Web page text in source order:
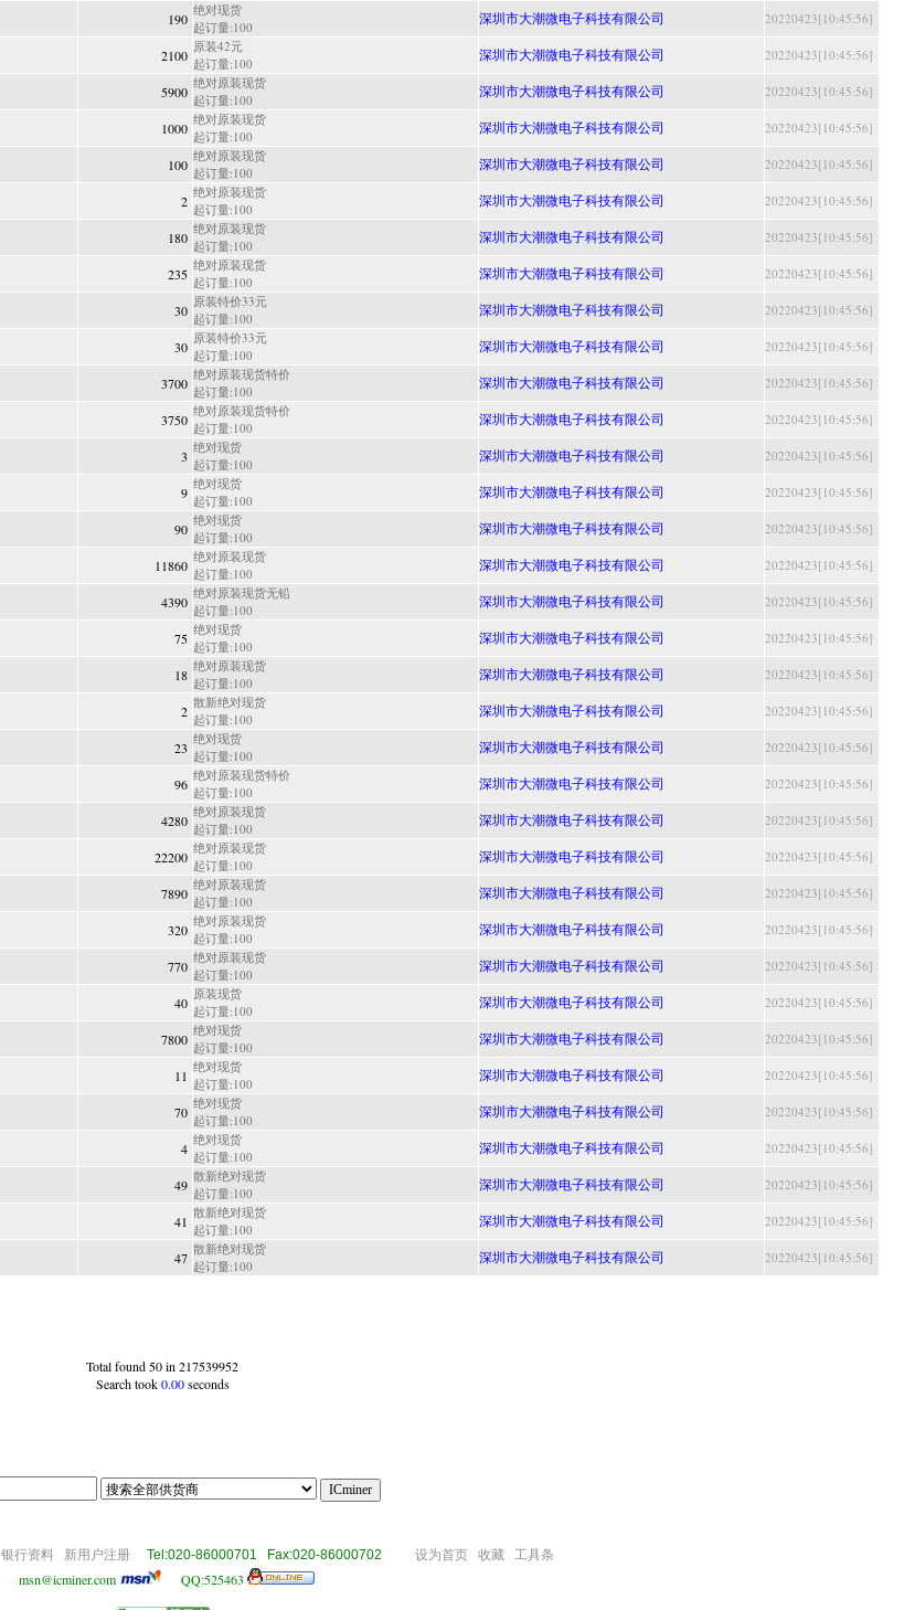
190
绝对现货
起订量:100
深圳市大潮微电子科技有限公司 20220423[10:45:56]
2100
原装42元
起订量:100
深圳市大潮微电子科技有限公司 20220423[10:45:56]
5900
绝对原装现货
起订量:100
深圳市大潮微电子科技有限公司 20220423[10:45:56]
1000
绝对原装现货
起订量:100
深圳市大潮微电子科技有限公司 20220423[10:45:56]
100
绝对原装现货
起订量:100
深圳市大潮微电子科技有限公司 20220423[10:45:56]
2
绝对原装现货
起订量:100
深圳市大潮微电子科技有限公司 20220423[10:45:56]
180
绝对原装现货
起订量:100
深圳市大潮微电子科技有限公司 20220423[10:45:56]
235
绝对原装现货
起订量:100
深圳市大潮微电子科技有限公司 20220423[10:45:56]
30
原装特价33元
起订量:100
深圳市大潮微电子科技有限公司 20220423[10:45:56]
30
原装特价33元
起订量:100
深圳市大潮微电子科技有限公司 20220423[10:45:56]
3700
绝对原装现货特价
起订量:100
深圳市大潮微电子科技有限公司 20220423[10:45:56]
3750
绝对原装现货特价
起订量:100
深圳市大潮微电子科技有限公司 20220423[10:45:56]
3
绝对现货
起订量:100
深圳市大潮微电子科技有限公司 20220423[10:45:56]
9
绝对现货
起订量:100
深圳市大潮微电子科技有限公司 20220423[10:45:56]
90
绝对现货
起订量:100
深圳市大潮微电子科技有限公司 20220423[10:45:56]
11860
绝对原装现货
起订量:100
深圳市大潮微电子科技有限公司 20220423[10:45:56]
4390
绝对原装现货无铅
起订量:100
深圳市大潮微电子科技有限公司 20220423[10:45:56]
75
绝对现货
起订量:100
深圳市大潮微电子科技有限公司 20220423[10:45:56]
18
绝对原装现货
起订量:100
深圳市大潮微电子科技有限公司 20220423[10:45:56]
2
散新绝对现货
起订量:100
深圳市大潮微电子科技有限公司 20220423[10:45:56]
23
绝对现货
起订量:100
深圳市大潮微电子科技有限公司 20220423[10:45:56]
96
绝对原装现货特价
起订量:100
深圳市大潮微电子科技有限公司 20220423[10:45:56]
4280
绝对原装现货
起订量:100
深圳市大潮微电子科技有限公司 20220423[10:45:56]
22200
绝对原装现货
起订量:100
深圳市大潮微电子科技有限公司 20220423[10:45:56]
7890
绝对原装现货
起订量:100
深圳市大潮微电子科技有限公司 20220423[10:45:56]
320
绝对原装现货
起订量:100
深圳市大潮微电子科技有限公司 20220423[10:45:56]
770
绝对原装现货
起订量:100
深圳市大潮微电子科技有限公司 20220423[10:45:56]
40
原装现货
起订量:100
深圳市大潮微电子科技有限公司 20220423[10:45:56]
7800
绝对现货
起订量:100
深圳市大潮微电子科技有限公司 20220423[10:45:56]
11
绝对现货
起订量:100
深圳市大潮微电子科技有限公司 20220423[10:45:56]
70
绝对现货
起订量:100
深圳市大潮微电子科技有限公司 20220423[10:45:56]
4
绝对现货
起订量:100
深圳市大潮微电子科技有限公司 20220423[10:45:56]
49
散新绝对现货
起订量:100
深圳市大潮微电子科技有限公司 20220423[10:45:56]
41
散新绝对现货
起订量:100
深圳市大潮微电子科技有限公司 20220423[10:45:56]
47
散新绝对现货
起订量:100
深圳市大潮微电子科技有限公司 20220423[10:45:56]
Total found 50 in 217539952
Search took0.00seconds
银行资料 新用户注册 Tel:020-86000701 Fax:020-86000702 设为首页 收藏 工具条
msn@icminer.com QQ:525463